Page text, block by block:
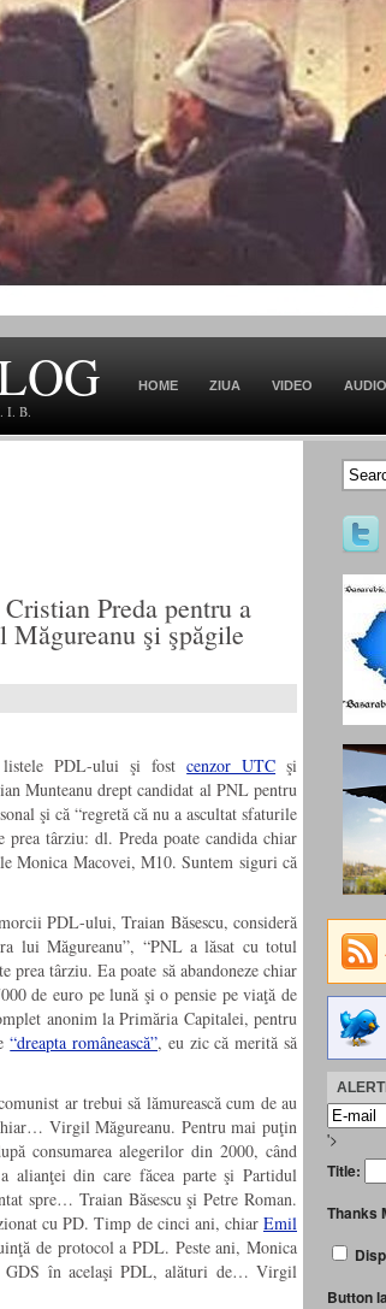
I. B.
HOME ZIUA VIDEO AUDIO
Preda pentru a
şi şpăgile
listele PDL-ului şi fostcenzor UTC şi
Munteanu drept candidat al PNL pentru
şi că “regretă că nu a ascultat sfaturile
prea târziu: dl. Preda poate candida chiar
Monica Macovei, M10. Suntem siguri că
PDL-ului, Traian Băsescu, consideră
lui Măgureanu”, “PNL a lăsat cu totul
târziu. Ea poate să abandoneze chiar
de euro pe lună şi o pensie pe viaţă de
anonim la Primăria Capitalei, pentru
“dreapta românească”, eu zic că merită să
ar trebui să lămurească cum de au
Virgil Măgureanu. Pentru mai puţin
consumarea alegerilor din 2000, când
alianţei din care făcea parte şi Partidul
spre… Traian Băsescu şi Petre Roman.
cu PD. Timp de cinci ani, chiar Emil
de protocol a PDL. Peste ani, Monica
GDS în acelaşi PDL, alături de… Virgil
'>
Title:
Thanks
Button